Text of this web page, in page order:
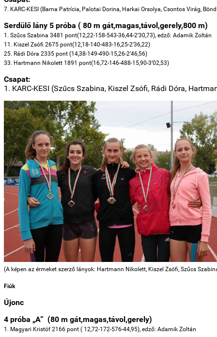
7. KARC-KESI (Barna Patrícia, Palotai Dorina, Harkai Orsolya, Csontos Virág,
Serdülő lány 5 próba ( 80 m gát,magas,távol,gerely,800 m)
1. Szűcs Szabina 3481 pont(12,22-158-543-36,44-2’30,73), edző: Adamik Zoltán
11. Kiszel Zsófi 2675 pont(12,18-140-483-16,25-2’36,22)
25. Rádi Dóra 2335 pont (14,38-149-490-15,26-2’46,56)
33. Hartmann Nikolett 1891 pont(16,72-146-488-15,90-3’02,53)
Csapat:
1. KARC-KESI (Szűcs Szabina, Kiszel Zsófi, Rádi Dóra,
(A képen az érmeket szerző lányok: Hartmann Nikolett, Kiszel Zsófi, Szűcs
Fiúk
Újonc
4 próba „A” (80 m gát,magas,távol,gerely)
1. Magyari Kristóf 2166 pont ( 12,72-172-576-44,95), edző: Adamik Zoltán